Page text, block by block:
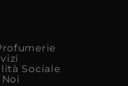
Sociale